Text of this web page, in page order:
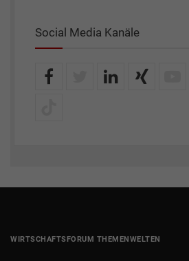
Social Media Kanäle
WIRTSCHAFTSFORUM THEMENWELTEN